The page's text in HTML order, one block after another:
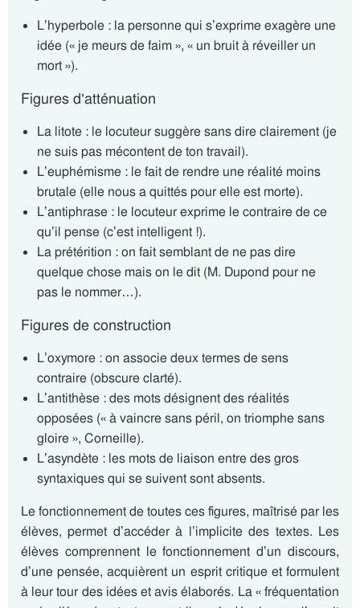
L’hyperbole : la personne qui s’exprime exagère une
idée (« je meurs de faim », « un bruit à réveiller un
mort »).
Figures d’atténuation
La litote : le locuteur suggère sans dire clairement (je
ne suis pas mécontent de ton travail).
L’euphémisme : le fait de rendre une réalité moins
brutale (elle nous a quittés pour elle est morte).
L’antiphrase : le locuteur exprime le contraire de ce
qu’il pense (c’est intelligent !).
La prétérition : on fait semblant de ne pas dire
quelque chose mais on le dit (M. Dupond pour ne
pas le nommer…).
Figures de construction
L’oxymore : on associe deux termes de sens
contraire (obscure clarté).
L’antithèse : des mots désignent des réalités
opposées (« à vaincre sans péril, on triomphe sans
gloire », Corneille).
L’asyndète : les mots de liaison entre des gros
syntaxiques qui se suivent sont absents.
Le fonctionnement de toutes ces figures, maîtrisé par les
élèves, permet d’accéder à l’implicite des textes. Les
élèves comprennent le fonctionnement d’un discours,
d’une pensée, acquièrent un esprit critique et formulent
à leur tour des idées et avis élaborés. La « fréquentation